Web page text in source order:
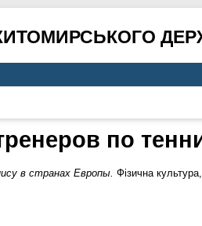
по
в странах Европы. Фізична